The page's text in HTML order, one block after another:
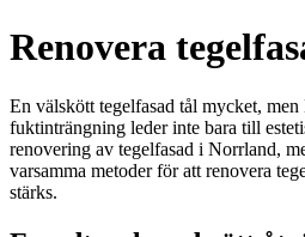
Renovera
En välskött tegelfasad tål mycket,
fuktinträngning leder inte bara till
renovering av tegelfasad i Norrland,
varsamma metoder för att renovera
stärks.